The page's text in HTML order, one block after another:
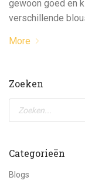
gewoon goed en
verschillende
More
Zoeken
Producten
zoeken
Categorieën
Blogs